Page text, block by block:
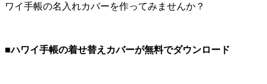
ワイ手帳の名入れカバーを作ってみませんか？
■ハワイ手帳の着せ替えカバーが無料でダウンロード